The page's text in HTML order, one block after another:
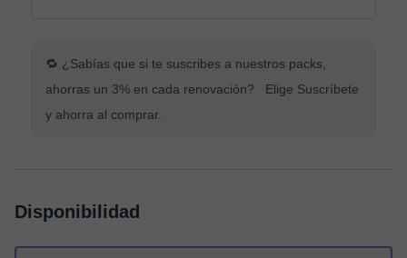
🔁 ¿Sabías que si te suscribes a nuestros packs,
ahorras un 3% en cada renovación? Elige Suscríbete
y ahorra al comprar.
Disponibilidad